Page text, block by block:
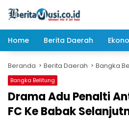
Home
Berita Daerah
Beranda Berita Daerah Bangka
Bangka Belitung
Drama Adu Penalti
FC Ke Babak